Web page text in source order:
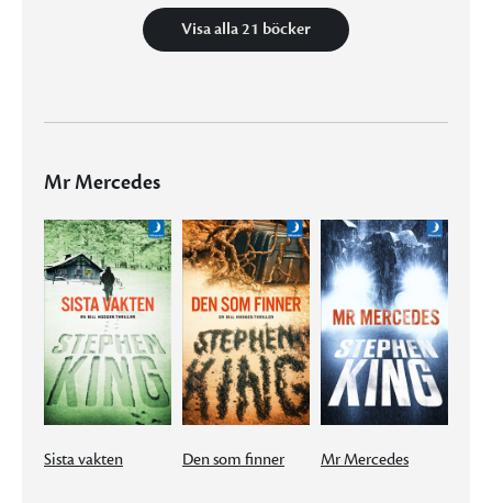
Visa alla 21 böcker
Mr Mercedes
Sista vakten Den som finner Mr Mercedes